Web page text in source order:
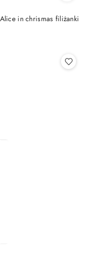
in chrismas filiżanki